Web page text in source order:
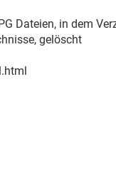
Dateien, in dem
gelöscht